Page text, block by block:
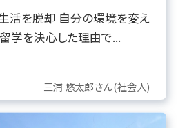
活を脱却 自分の環境を変え
学を決心した理由で...
三浦 悠太郎さん(社会人)